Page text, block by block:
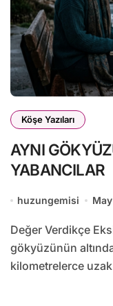
Köşe Yazıları
AYNI
YABANCILAR
huzungemisi
Değer Verdikçe Eksilenlerin Dünyası İnsanlar… Aynı
gökyüzünün
kilometrelerce